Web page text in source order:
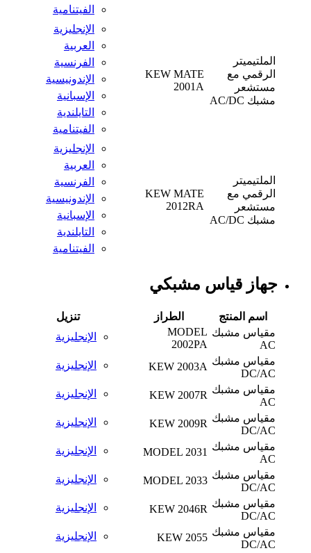
الفيتنامية
الملتيميتر
الرقمي مع
مستشعر
مشبك AC/DC
KEW MATE
2001A
الإنجليزية
العربية
الفرنسية
الإندونيسية
الإسبانية
التايلندية
الفيتنامية
الملتيميتر
الرقمي مع
مستشعر
مشبك AC/DC
KEW MATE
2012RA
الإنجليزية
العربية
الفرنسية
الإندونيسية
الإسبانية
التايلندية
الفيتنامية
جهاز قياس مشبكي
اسم المنتج الطراز
تنزيل
مقياس مشبك
AC
MODEL
2002PA
الإنجليزية
مقياس مشبك
DC/AC
KEW 2003A الإنجليزية
مقياس مشبك
AC
KEW 2007R الإنجليزية
مقياس مشبك
DC/AC
KEW 2009R الإنجليزية
مقياس مشبك
AC
MODEL 2031 الإنجليزية
مقياس مشبك
DC/AC
MODEL 2033 الإنجليزية
مقياس مشبك
DC/AC
KEW 2046R الإنجليزية
مقياس مشبك
DC/AC
KEW 2055 الإنجليزية